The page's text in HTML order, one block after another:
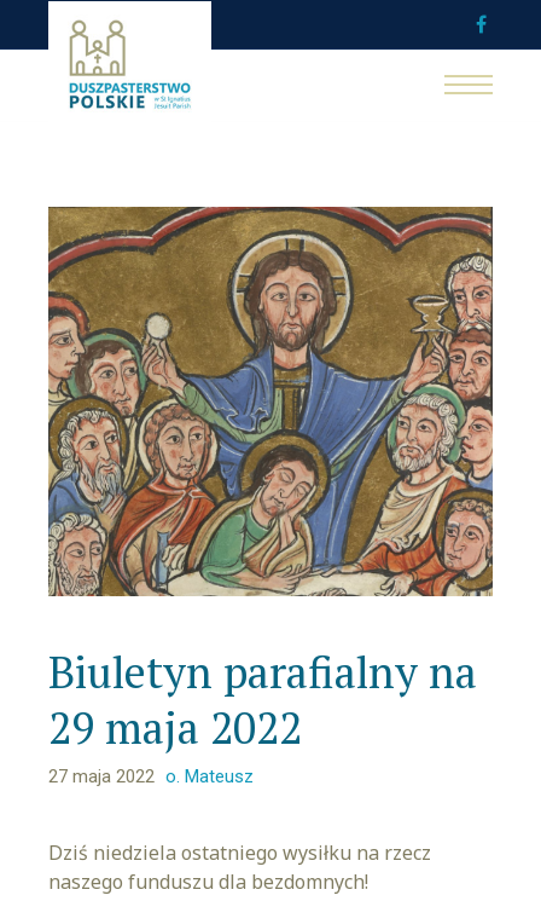
Biuletyn parafialny na
29 maja 2022
27 maja 2022 o. Mateusz
Dziś niedziela ostatniego wysiłku na rzecz
naszego funduszu dla bezdomnych!